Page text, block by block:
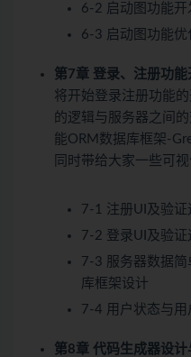
6-2 启动图功能开
6-3 启动图功能优
第7章 登录、注册功
将开始登录注册功能
的逻辑与服务器之间
能ORM数据库框架-
同时带给大家一些可
7-1 注册UI及验证
7-2 登录UI及验证
7-3 服务器数据简
库框架设计
7-4 用户状态与用
第8章 代码生成器设